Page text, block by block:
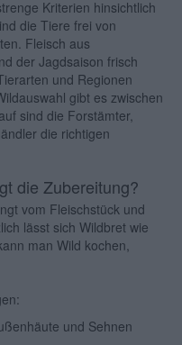
Kriterien hinsichtlich
die Tiere frei von
Fleisch aus
der Jagdsaison frisch
und Regionen
gibt es zwischen
sind die Forstämter,
die richtigen
die Zubereitung?
vom Fleischstück und
lässt sich Wildbret wie
man Wild kochen,
und Sehnen